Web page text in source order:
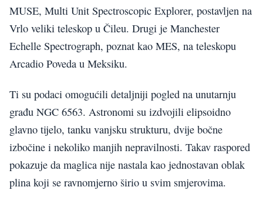
MUSE, Multi Unit Spectroscopic Explorer, postavljen na
Vrlo veliki teleskop u Čileu. Drugi je Manchester
Echelle Spectrograph, poznat kao MES, na teleskopu
Arcadio Poveda u Meksiku.
Ti su podaci omogućili detaljniji pogled na unutarnju
građu NGC 6563. Astronomi su izdvojili elipsoidno
glavno tijelo, tanku vanjsku strukturu, dvije bočne
izbočine i nekoliko manjih nepravilnosti. Takav raspored
pokazuje da maglica nije nastala kao jednostavan oblak
plina koji se ravnomjerno širio u svim smjerovima.